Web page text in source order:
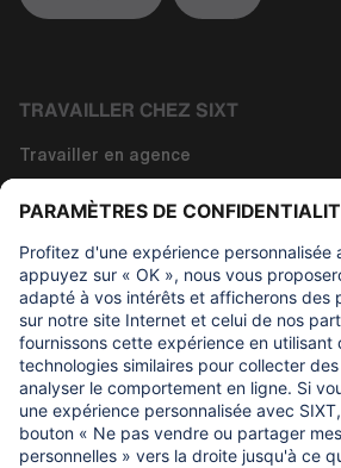
TRAVAILLER CHEZ SIXT
Travailler en agence
Travailler dans la technologie
Travailler dans les fonctions siège
À propos de nous
CE QUI NOUS IMPORTONS
Fondation d'aide aux enfants Regine